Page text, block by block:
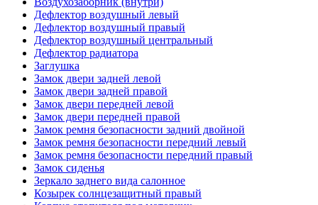
Дефлектор воздушный левый
Дефлектор воздушный правый
Дефлектор воздушный центральный
Дефлектор радиатора
Заглушка
Замок двери задней левой
Замок двери задней правой
Замок двери передней левой
Замок двери передней правой
Замок ремня безопасности задний двойной
Замок ремня безопасности передний левый
Замок ремня безопасности передний правый
Замок сиденья
Зеркало заднего вида салонное
Козырек солнцезащитный правый